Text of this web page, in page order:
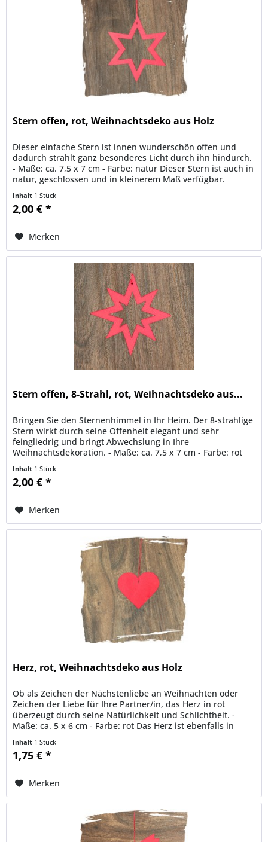
Stern offen, rot, Weihnachtsdeko aus Holz
Dieser einfache Stern ist innen wunderschön offen und
dadurch strahlt ganz besonderes Licht durch ihn hindurch.
- Maße: ca. 7,5 x 7 cm - Farbe: natur Dieser Stern ist auch in
natur, geschlossen und in kleinerem Maß verfügbar.
Inhalt 1 Stück
2,00 € *
Merken
Stern offen, 8-Strahl, rot, Weihnachtsdeko aus...
Bringen Sie den Sternenhimmel in Ihr Heim. Der 8-strahlige
Stern wirkt durch seine Offenheit elegant und sehr
feingliedrig und bringt Abwechslung in Ihre
Weihnachtsdekoration. - Maße: ca. 7,5 x 7 cm - Farbe: rot
Inhalt 1 Stück
2,00 € *
Merken
Herz, rot, Weihnachtsdeko aus Holz
Ob als Zeichen der Nächstenliebe an Weihnachten oder
Zeichen der Liebe für Ihre Partner/in, das Herz in rot
überzeugt durch seine Natürlichkeit und Schlichtheit. -
Maße: ca. 5 x 6 cm - Farbe: rot Das Herz ist ebenfalls in
Inhalt 1 Stück
1,75 € *
Merken